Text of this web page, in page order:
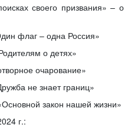
своего призвания» – о
флаг – одна Россия»
о детях»
очарование»
не знает границ»
закон нашей жизни»
г.: